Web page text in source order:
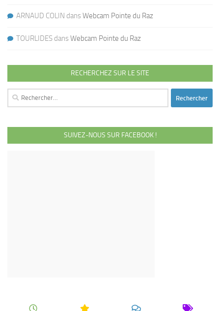
ARNAUD COLIN dans Webcam Pointe du Raz
TOURLIDES dans Webcam Pointe du Raz
RECHERCHEZ SUR LE SITE
Rechercher :
SUIVEZ-NOUS SUR FACEBOOK !